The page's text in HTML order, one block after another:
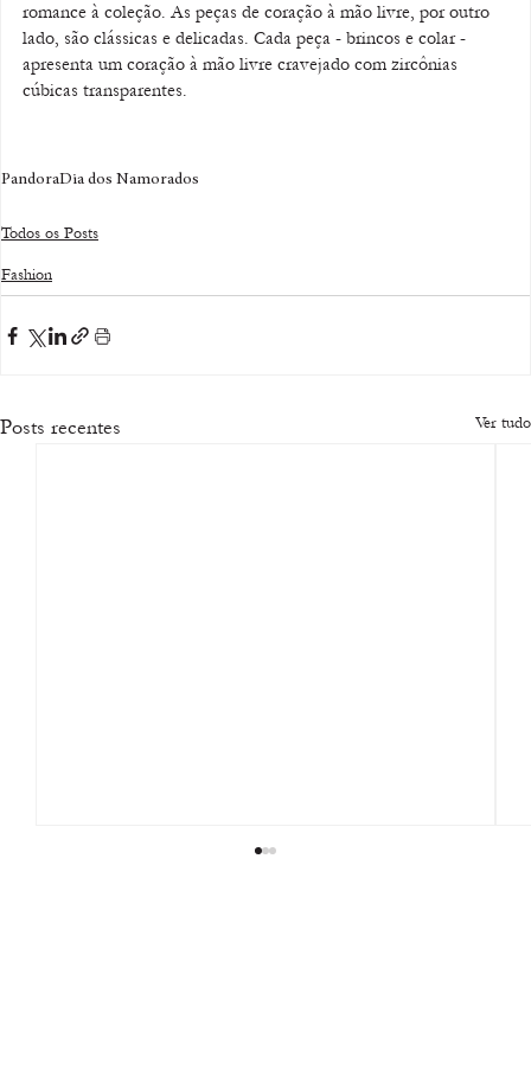
romance à coleção. As peças de coração à mão livre, por outro
lado, são clássicas e delicadas. Cada peça - brincos e colar -
apresenta um coração à mão livre cravejado com zircônias
cúbicas transparentes.
PandoraDia dos Namorados
Todos os Posts
Fashion
Posts recentes Ver tudo